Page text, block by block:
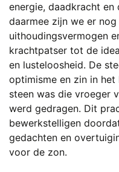
energie, daadkracht
daarmee zijn we er
uithoudingsvermogen
krachtpatser tot de
en lusteloosheid. De
optimisme en zin in
steen was die vroeger
werd gedragen. Dit
bewerkstelligen
gedachten en
voor de zon.